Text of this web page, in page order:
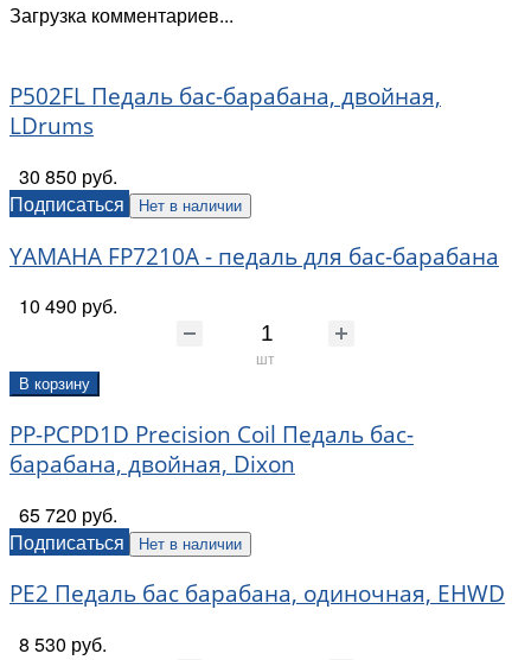
Загрузка комментариев...
P502FL Педаль бас-барабана, двойная,
LDrums
30 850 руб.
Подписаться
Нет в наличии
YAMAHA FP7210A - педаль для бас-барабана
10 490 руб.
шт
В корзину
PP-PCPD1D Precision Coil Педаль бас-
барабана, двойная, Dixon
65 720 руб.
Подписаться
Нет в наличии
PE2 Педаль бас барабана, одиночная, EHWD
8 530 руб.